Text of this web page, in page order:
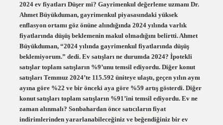
2024 ev fiyatları Düşer mi? Gayrimenkul değerleme uzmanı Dr.
Ahmet Büyükduman, gayrimenkul piyasasındaki yüksek
enflasyon ortamı göz önüne alındığında 2024 yılında varlık
fiyatlarında düşüş beklemenin makul olmadığını belirtti. Ahmet
Büyükduman, “2024 yılında gayrimenkul fiyatlarında düşüş
beklemiyorum.” dedi. Ev satışları ne durumda 2024? İpotekli
satışlar toplam satışların %9’unu temsil ediyordu. Diğer konut
satışları Temmuz 2024’te 115.592 üniteye ulaştı, geçen yılın aynı
ayına göre %22 ve bir önceki aya göre %59 artış gösterdi. Diğer
konut satışları toplam satışların %91’ini temsil ediyordu. Ev ne
zaman alınmalı? Sonbahardan önce satıcıların fiyat
indirimlerinden yararlanabileceğiniz ve beğendiğiniz bir ev